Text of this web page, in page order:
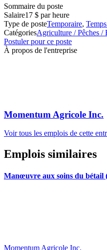
Sommaire du poste
Salaire17 $ par heure
Type de posteTemporaire,
CatégoriesAgriculture / Pêches /
Postuler pour ce poste
À propos de l'entreprise
Momentum Agricole Inc.
Voir tous les emplois de cette
Emplois similaires
Manœuvre aux soins du bétail
Momentum Agricole Inc.